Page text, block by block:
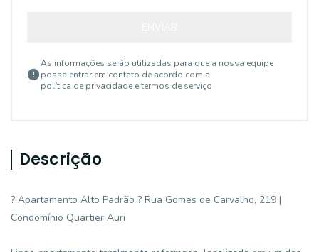
As informações serão utilizadas para que a nossa equipe
possa entrar em contato de acordo com a
política de privacidade e termos de serviço
Descrição
? Apartamento Alto Padrão ? Rua Gomes de Carvalho, 219 |
Condomínio Quartier Auri